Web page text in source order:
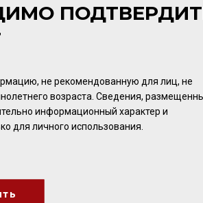
и не слишком сладкое. Очень
сочетание фруктовых и
Мальбек. Одно из лучших,
из аргентинского Мальбека. Вкус
не рекомендованную для лиц, не
возраста. Сведения,
информационный характер и
для личного использования.